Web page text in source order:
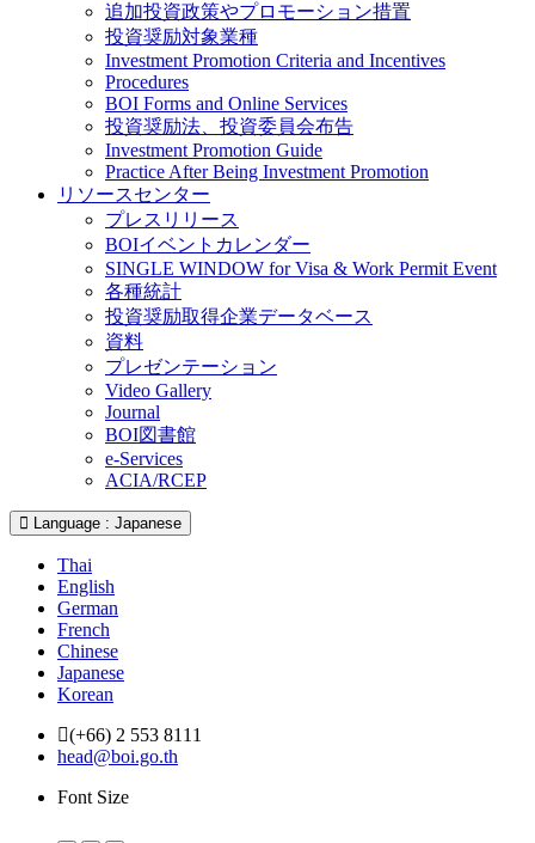
追加投資政策やプロモーション措置
投資奨励対象業種
Investment Promotion Criteria and Incentives
Procedures
BOI Forms and Online Services
投資奨励法、投資委員会布告
Investment Promotion Guide
Practice After Being Investment Promotion
リソースセンター
プレスリリース
BOIイベントカレンダー
SINGLE WINDOW for Visa & Work Permit Event
各種統計
投資奨励取得企業データベース
資料
プレゼンテーション
Video Gallery
Journal
BOI図書館
e-Services
ACIA/RCEP
Language : Japanese
Thai
English
German
French
Chinese
Japanese
Korean
(+66) 2 553 8111
head@boi.go.th
Font Size